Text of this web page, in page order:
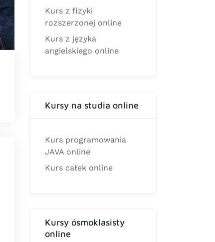
Kurs z fizyki
rozszerzonej online
Kurs z języka
angielskiego online
Kursy na studia online
Kurs programowania
JAVA online
Kurs całek online
Kursy ósmoklasisty
online